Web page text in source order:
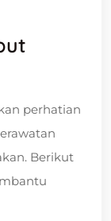
perhatian
Berikut